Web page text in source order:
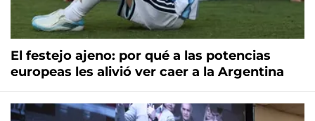
El festejo ajeno: por qué a las potencias
europeas les alivió ver caer a la Argentina